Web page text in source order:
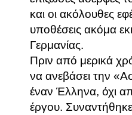
και οι ακόλουθες
υποθέσεις ακόμα
Γερμανίας.
Πριν από μερικά
να ανεβάσει την
έναν Έλληνα, όχι
έργου.